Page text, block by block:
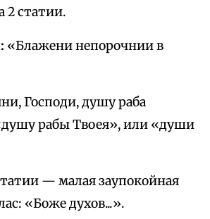
2 статии.
«Блажени непорочнии в
Господи, душу раба
рабы Твоея», или «души
— малая заупокойная
«Боже духов...».